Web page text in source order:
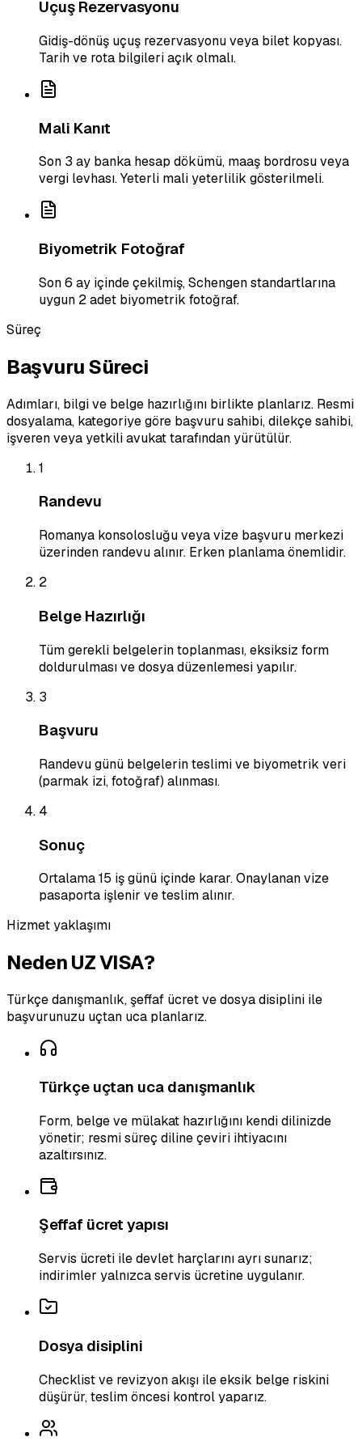
Uçuş Rezervasyonu
Gidiş-dönüş uçuş rezervasyonu veya bilet kopyası.
Tarih ve rota bilgileri açık olmalı.
Mali Kanıt
Son 3 ay banka hesap dökümü, maaş bordrosu veya
vergi levhası. Yeterli mali yeterlilik gösterilmeli.
Biyometrik Fotoğraf
Son 6 ay içinde çekilmiş, Schengen standartlarına
uygun 2 adet biyometrik fotoğraf.
Süreç
Başvuru Süreci
Adımları, bilgi ve belge hazırlığını birlikte planlarız. Resmi
dosyalama, kategoriye göre başvuru sahibi, dilekçe sahibi,
işveren veya yetkili avukat tarafından yürütülür.
1
Randevu
Romanya konsolosluğu veya vize başvuru merkezi
üzerinden randevu alınır. Erken planlama önemlidir.
2
Belge Hazırlığı
Tüm gerekli belgelerin toplanması, eksiksiz form
doldurulması ve dosya düzenlemesi yapılır.
3
Başvuru
Randevu günü belgelerin teslimi ve biyometrik veri
(parmak izi, fotoğraf) alınması.
4
Sonuç
Ortalama 15 iş günü içinde karar. Onaylanan vize
pasaporta işlenir ve teslim alınır.
Hizmet yaklaşımı
Neden UZ VISA?
Türkçe danışmanlık, şeffaf ücret ve dosya disiplini ile
başvurunuzu uçtan uca planlarız.
Türkçe uçtan uca danışmanlık
Form, belge ve mülakat hazırlığını kendi dilinizde
yönetir; resmi süreç diline çeviri ihtiyacını
azaltırsınız.
Şeffaf ücret yapısı
Servis ücreti ile devlet harçlarını ayrı sunarız;
indirimler yalnızca servis ücretine uygulanır.
Dosya disiplini
Checklist ve revizyon akışı ile eksik belge riskini
düşürür, teslim öncesi kontrol yaparız.